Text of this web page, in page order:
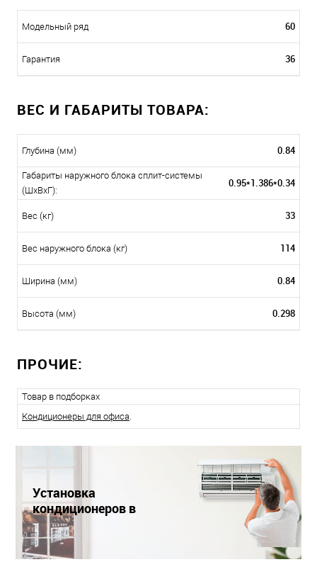
Модельный ряд 60
Гарантия 36
ВЕС И ГАБАРИТЫ ТОВАРА:
Глубина (мм) 0.84
Габариты наружного блока сплит-системы
(ШxВxГ):
0.95*1.386*0.34
Вес (кг) 33
Вес наружного блока (кг) 114
Ширина (мм) 0.84
Высота (мм) 0.298
ПРОЧИЕ:
Товар в подборках
Кондиционеры для офиса.
Установка
кондиционеров в
Краснодаре